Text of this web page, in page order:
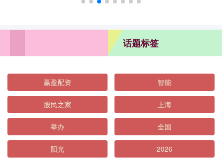
话题标签
赢盈配资 智能
股民之家 上海
举办 全国
阳光 2026